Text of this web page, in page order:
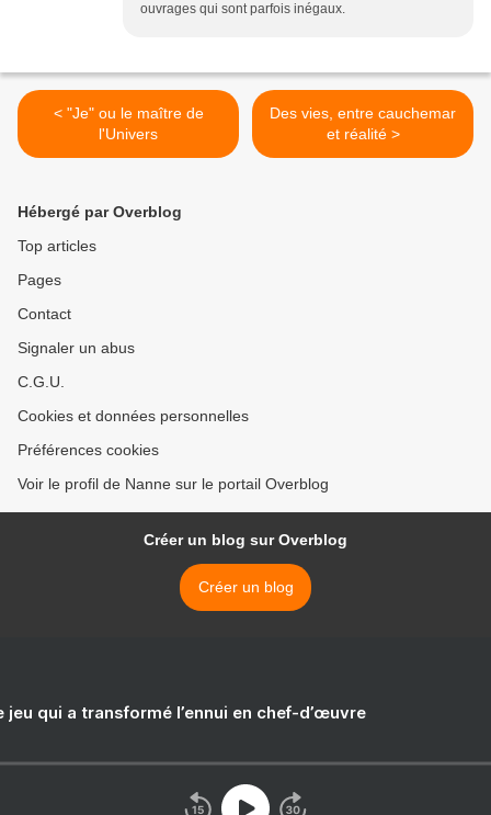
ouvrages qui sont parfois inégaux.
< "Je" ou le maître de
l'Univers
Des vies, entre cauchemar
et réalité >
Hébergé par Overblog
Top articles
Pages
Contact
Signaler un abus
C.G.U.
Cookies et données personnelles
Préférences cookies
Voir le profil de Nanne sur le portail Overblog
Créer un blog sur Overblog
Créer un blog
jeu qui a transformé l’ennui en chef-d’œuvre